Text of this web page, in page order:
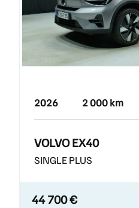
2026 2 000 km
VOLVO EX40
SINGLE PLUS
44 700 €